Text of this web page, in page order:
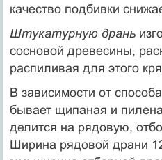
качество подбивки
Штукатурную дрань
сосновой древесины,
распиливая для этого
В зависимости от
бывает щипаная и
делится на рядовую,
Ширина рядовой драни